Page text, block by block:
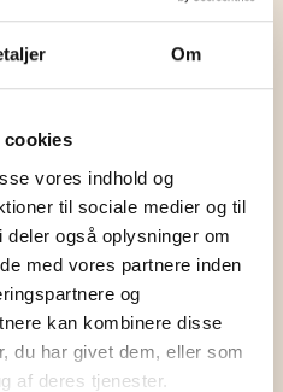
Om
cookies
vores indhold og
til sociale medier og til
også oplysninger om
med vores partnere inden
og
kan kombinere disse
du har givet dem, eller som
af deres tjenester.